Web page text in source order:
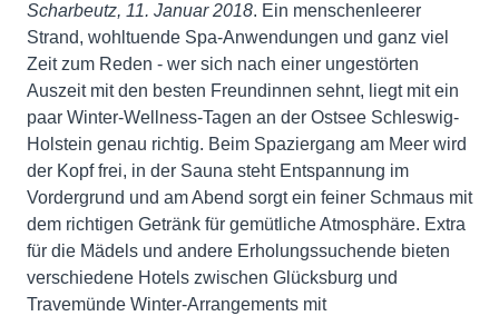
Scharbeutz, 11. Januar 2018. Ein menschenleerer
Strand, wohltuende Spa-Anwendungen und ganz viel
Zeit zum Reden - wer sich nach einer ungestörten
Auszeit mit den besten Freundinnen sehnt, liegt mit ein
paar Winter-Wellness-Tagen an der Ostsee Schleswig-
Holstein genau richtig. Beim Spaziergang am Meer wird
der Kopf frei, in der Sauna steht Entspannung im
Vordergrund und am Abend sorgt ein feiner Schmaus mit
dem richtigen Getränk für gemütliche Atmosphäre. Extra
für die Mädels und andere Erholungssuchende bieten
verschiedene Hotels zwischen Glücksburg und
Travemünde Winter-Arrangements mit